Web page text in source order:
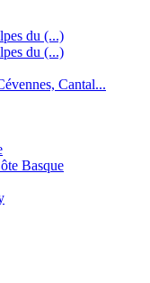
du (...)
du (...)
Cantal...
Basque